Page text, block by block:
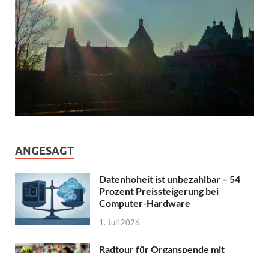
ANGESAGT
Datenhoheit ist unbezahlbar – 54
Prozent Preissteigerung bei
Computer-Hardware
1. Juli 2026
Radtour für Organspende mit